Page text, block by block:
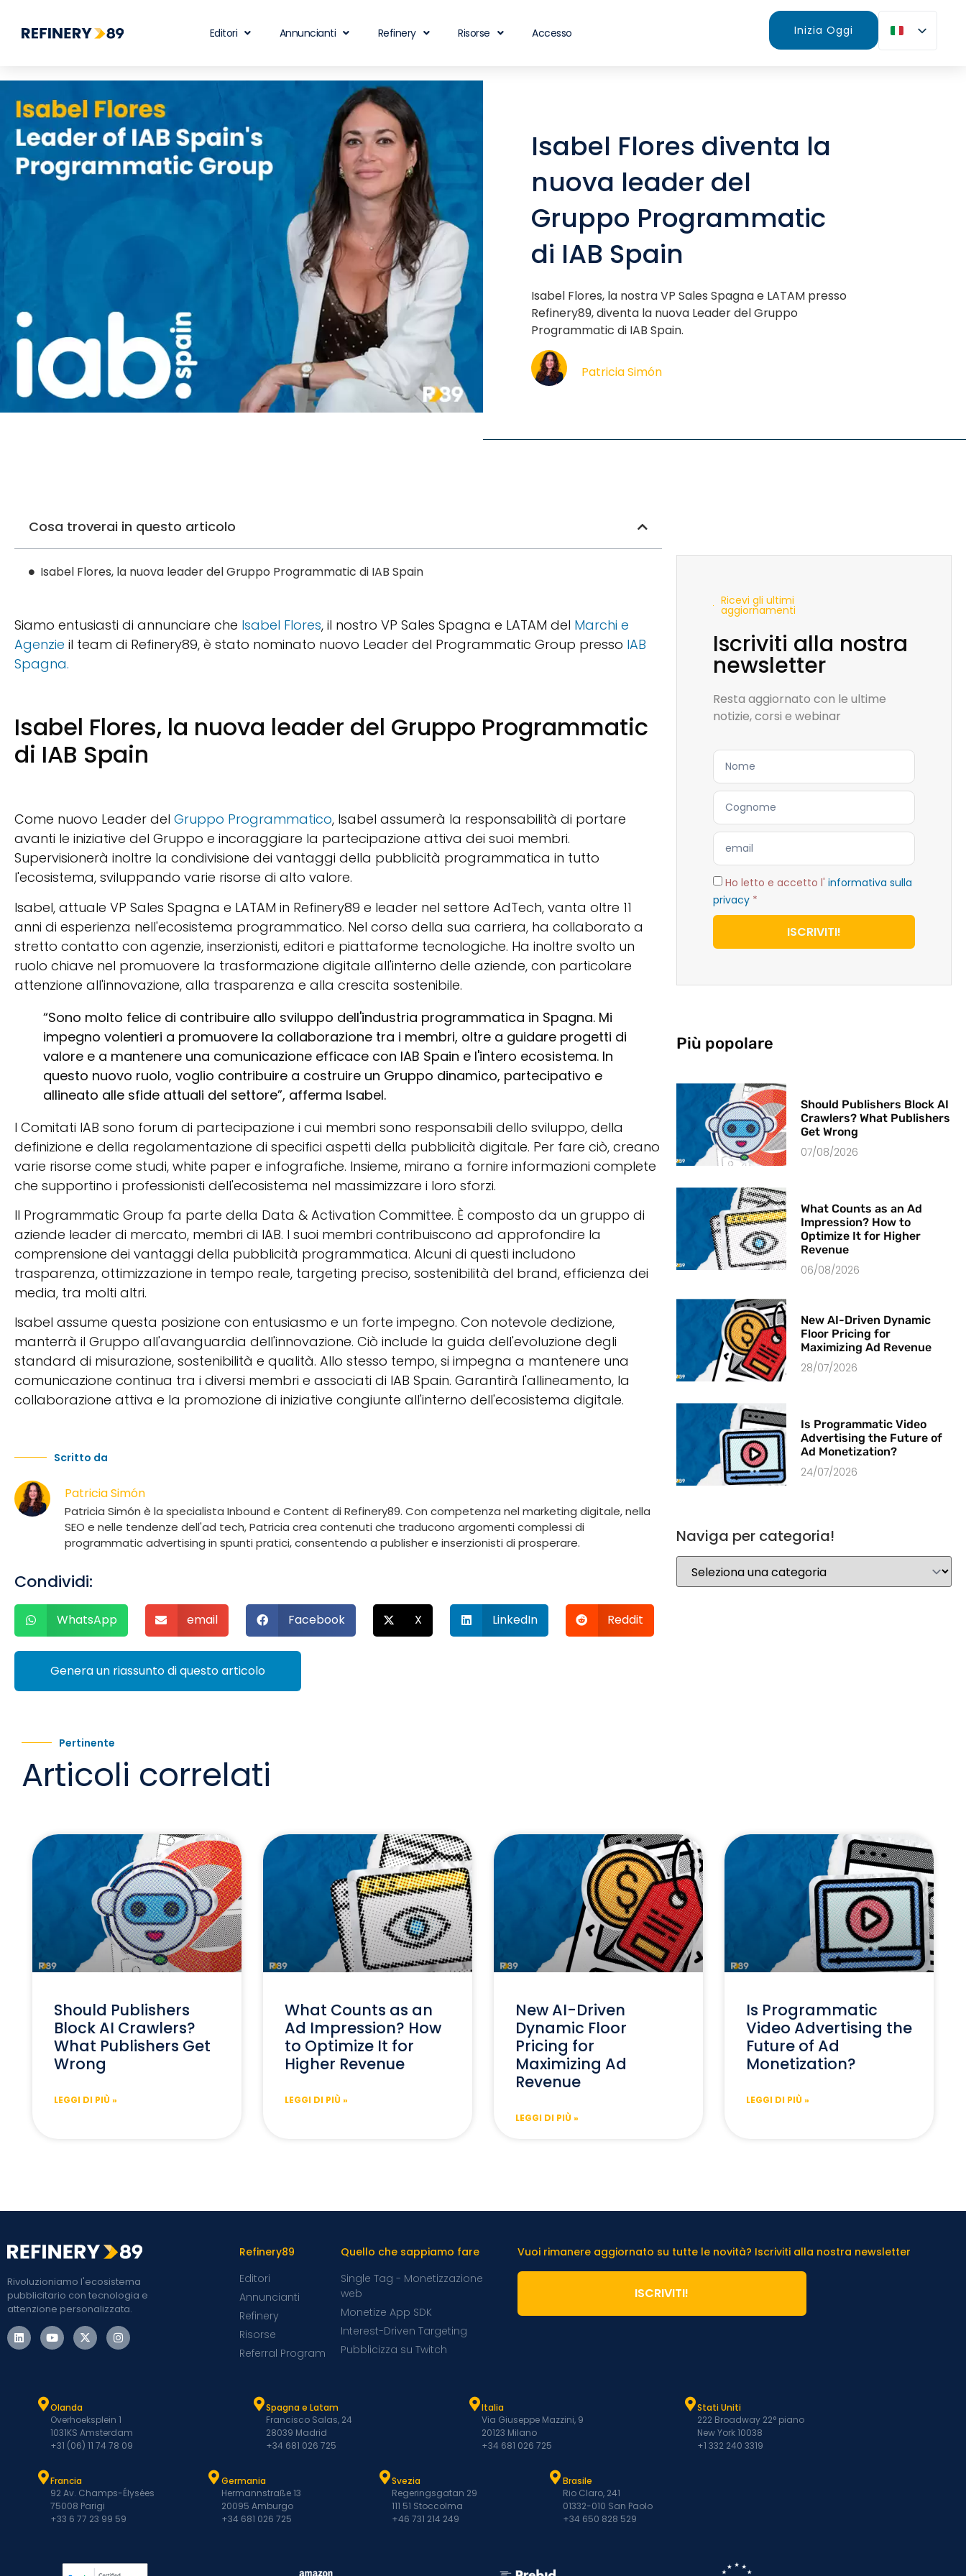
Editori Annuncianti Refinery Risorse Accesso Inizia Oggi
Isabel Flores diventa la
nuova leader del
Gruppo Programmatic
di IAB Spain
Isabel Flores, la nostra VP Sales Spagna e LATAM presso
Refinery89, diventa la nuova Leader del Gruppo
Programmatic di IAB Spain.
Patricia Simón
Cosa troverai in questo articolo
Isabel Flores, la nuova leader del Gruppo Programmatic di IAB Spain
Siamo entusiasti di annunciare che Isabel Flores, il nostro VP Sales Spagna e LATAM del Marchi e
Agenzie il team di Refinery89, è stato nominato nuovo Leader del Programmatic Group presso IAB
Spagna.
Isabel Flores, la nuova leader del Gruppo Programmatic
di IAB Spain
Come nuovo Leader del Gruppo Programmatico, Isabel assumerà la responsabilità di portare
avanti le iniziative del Gruppo e incoraggiare la partecipazione attiva dei suoi membri.
Supervisionerà inoltre la condivisione dei vantaggi della pubblicità programmatica in tutto
l'ecosistema, sviluppando varie risorse di alto valore.
Isabel, attuale VP Sales Spagna e LATAM in Refinery89 e leader nel settore AdTech, vanta oltre 11
anni di esperienza nell'ecosistema programmatico. Nel corso della sua carriera, ha collaborato a
stretto contatto con agenzie, inserzionisti, editori e piattaforme tecnologiche. Ha inoltre svolto un
ruolo chiave nel promuovere la trasformazione digitale all'interno delle aziende, con particolare
attenzione all'innovazione, alla trasparenza e alla crescita sostenibile.
“Sono molto felice di contribuire allo sviluppo dell'industria programmatica in Spagna. Mi
impegno volentieri a promuovere la collaborazione tra i membri, oltre a guidare progetti di
valore e a mantenere una comunicazione efficace con IAB Spain e l'intero ecosistema. In
questo nuovo ruolo, voglio contribuire a costruire un Gruppo dinamico, partecipativo e
allineato alle sfide attuali del settore”, afferma Isabel.
I Comitati IAB sono forum di partecipazione i cui membri sono responsabili dello sviluppo, della
definizione e della regolamentazione di specifici aspetti della pubblicità digitale. Per fare ciò, creano
varie risorse come studi, white paper e infografiche. Insieme, mirano a fornire informazioni complete
che supportino i professionisti dell'ecosistema nel massimizzare i loro sforzi.
Il Programmatic Group fa parte della Data & Activation Committee. È composto da un gruppo di
aziende leader di mercato, membri di IAB. I suoi membri contribuiscono ad approfondire la
comprensione dei vantaggi della pubblicità programmatica. Alcuni di questi includono
trasparenza, ottimizzazione in tempo reale, targeting preciso, sostenibilità del brand, efficienza dei
media, tra molti altri.
Isabel assume questa posizione con entusiasmo e un forte impegno. Con notevole dedizione,
manterrà il Gruppo all'avanguardia dell'innovazione. Ciò include la guida dell'evoluzione degli
standard di misurazione, sostenibilità e qualità. Allo stesso tempo, si impegna a mantenere una
comunicazione continua tra i diversi membri e associati di IAB Spain. Garantirà l'allineamento, la
collaborazione attiva e la promozione di iniziative congiunte all'interno dell'ecosistema digitale.
Scritto da
Patricia Simón
Patricia Simón è la specialista Inbound e Content di Refinery89. Con competenza nel marketing digitale, nella
SEO e nelle tendenze dell'ad tech, Patricia crea contenuti che traducono argomenti complessi di
programmatic advertising in spunti pratici, consentendo a publisher e inserzionisti di prosperare.
Condividi:
WhatsApp email Facebook X LinkedIn Reddit
Genera un riassunto di questo articolo
Ricevi gli ultimi
aggiornamenti
Iscriviti alla nostra
newsletter
Resta aggiornato con le ultime
notizie, corsi e webinar
Ho letto e accetto l' informativa sulla
privacy*
ISCRIVITI!
Più popolare
Should Publishers Block AI
Crawlers? What Publishers
Get Wrong
07/08/2026
What Counts as an Ad
Impression? How to
Optimize It for Higher
Revenue
06/08/2026
New AI-Driven Dynamic
Floor Pricing for
Maximizing Ad Revenue
28/07/2026
Is Programmatic Video
Advertising the Future of
Ad Monetization?
24/07/2026
Naviga per categoria!
Pertinente
Articoli correlati
Should Publishers
Block AI Crawlers?
What Publishers Get
Wrong
LEGGI DI PIÙ »
What Counts as an
Ad Impression? How
to Optimize It for
Higher Revenue
LEGGI DI PIÙ »
New AI-Driven
Dynamic Floor
Pricing for
Maximizing Ad
Revenue
LEGGI DI PIÙ »
Is Programmatic
Video Advertising the
Future of Ad
Monetization?
LEGGI DI PIÙ »
Rivoluzioniamo l'ecosistema
pubblicitario con tecnologia e
attenzione personalizzata.
Refinery89
Editori
Annuncianti
Refinery
Risorse
Referral Program
Quello che sappiamo fare
Single Tag - Monetizzazione
web
Monetize App SDK
Interest-Driven Targeting
Pubblicizza su Twitch
Vuoi rimanere aggiornato su tutte le novità? Iscriviti alla nostra newsletter
ISCRIVITI!
Olanda
Overhoeksplein 1
1031KS Amsterdam
+31 (06) 11 74 78 09
Spagna e Latam
Francisco Salas, 24
28039 Madrid
+34 681 026 725
Italia
Via Giuseppe Mazzini, 9
20123 Milano
+34 681 026 725
Stati Uniti
222 Broadway 22° piano
New York 10038
+1 332 240 3319
Francia
92 Av. Champs-Élysées
75008 Parigi
+33 6 77 23 99 59
Germania
Hermannstraße 13
20095 Amburgo
+34 681 026 725
Svezia
Regeringsgatan 29
111 51 Stoccolma
+46 731 214 249
Brasile
Rio Claro, 241
01332-010 San Paolo
+34 650 828 529